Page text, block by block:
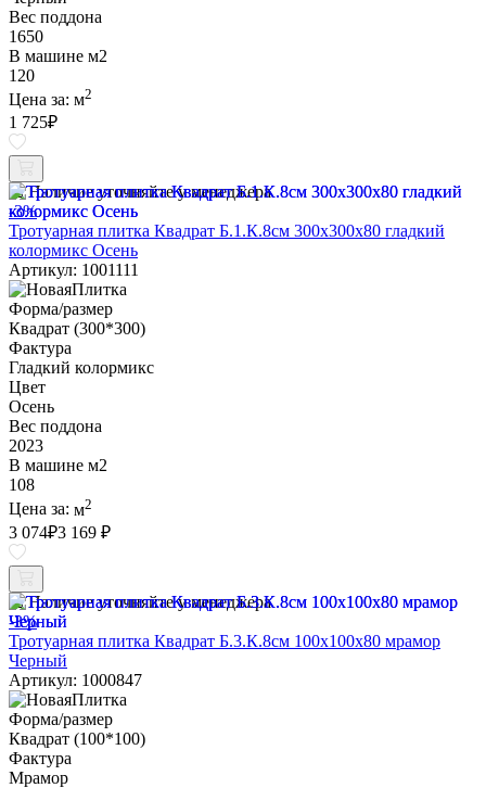
Вес поддона
1650
В машине м2
120
Цена за: м2
1 725₽
Наличие уточняйте у менеджера
-3%
Тротуарная плитка Квадрат Б.1.К.8см 300х300х80 гладкий
колормикс Осень
Артикул: 1001111
Форма/размер
Квадрат (300*300)
Фактура
Гладкий колормикс
Цвет
Осень
Вес поддона
2023
В машине м2
108
Цена за: м2
3 074₽3 169 ₽
Наличие уточняйте у менеджера
-3%
Тротуарная плитка Квадрат Б.3.К.8см 100х100х80 мрамор
Черный
Артикул: 1000847
Форма/размер
Квадрат (100*100)
Фактура
Мрамор